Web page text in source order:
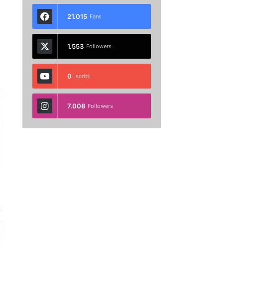
21.015 Fans
1.553 Followers
0 Iscritti
7.008 Followers